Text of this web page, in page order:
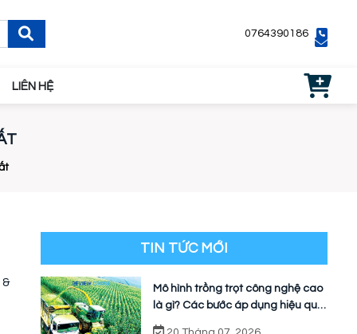
0764390186
LIÊN HỆ
TIN TỨC MỚI
Mô hình trồng trọt công nghệ cao
là gì? Các bước áp dụng hiệu quả